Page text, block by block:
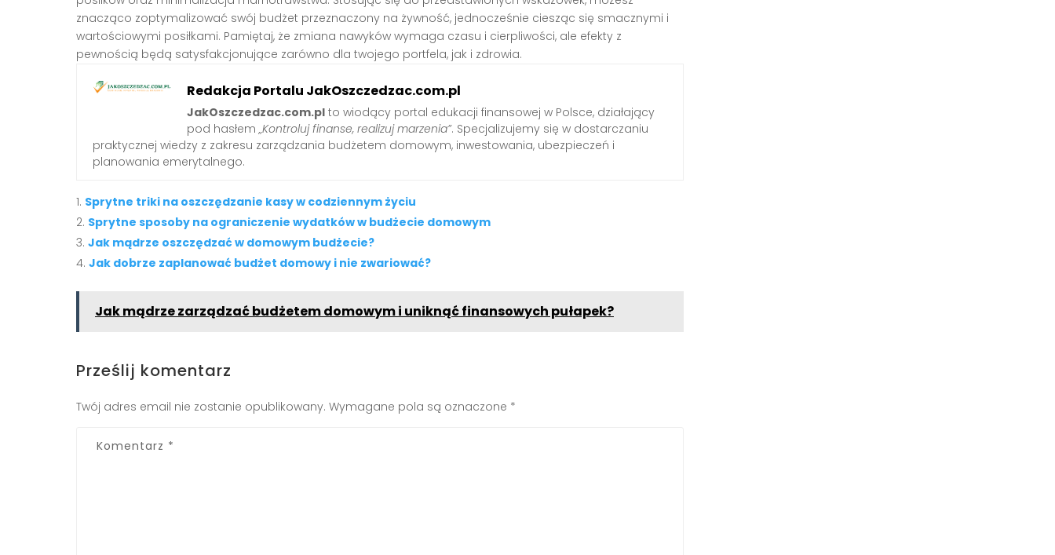
znacząco zoptymalizować swój budżet przeznaczony na żywność, jednocześnie ciesząc się smacznymi i
wartościowymi posiłkami. Pamiętaj, że zmiana nawyków wymaga czasu i cierpliwości, ale efekty z
pewnością będą satysfakcjonujące zarówno dla twojego portfela, jak i zdrowia.
Redakcja Portalu JakOszczedzac.com.pl
JakOszczedzac.com.pl to wiodący portal edukacji finansowej w Polsce, działający
pod hasłem „Kontroluj finanse, realizuj marzenia”. Specjalizujemy się w dostarczaniu
praktycznej wiedzy z zakresu zarządzania budżetem domowym, inwestowania, ubezpieczeń i
planowania emerytalnego.
Sprytne triki na oszczędzanie kasy w codziennym życiu
Sprytne sposoby na ograniczenie wydatków w budżecie domowym
Jak mądrze oszczędzać w domowym budżecie?
Jak dobrze zaplanować budżet domowy i nie zwariować?
Jak mądrze zarządzać budżetem domowym i uniknąć finansowych pułapek?
Prześlij komentarz
Twój adres email nie zostanie opublikowany. Wymagane pola są oznaczone *